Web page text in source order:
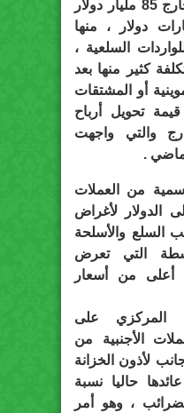
المدفوعات الرسمية للخارج 85 مليار دولار
شهري 7 مليارات دولار ، منها
السلعية ،
كثير منها بعد
أو المشتقات
قيمة تحويل أرباح
والتي واجهت
.
من العملات
الدولار لأغراض
السلع والأسلحة
التي تعرض
أعلى من أسعار
المركزي على
الأجنبية من
لأذون الخزانة
حاليا نسبة
، وهو أمر